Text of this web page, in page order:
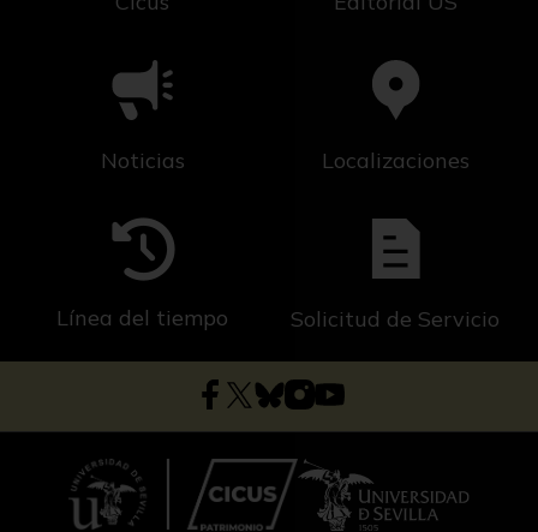
Noticias Localizaciones
Línea del tiempo Solicitud de Servicio